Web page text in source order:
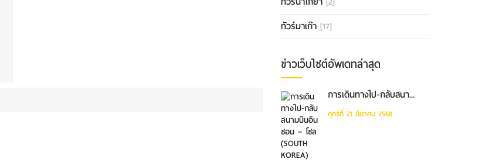
ทัวร์มาเก๊า [17]
ข่าวเว็บไซต์อัพเดทล่าสุด
การเดินทางไป-กลับสนา...
ศุกร์ที่ 21 มีนาคม 2568